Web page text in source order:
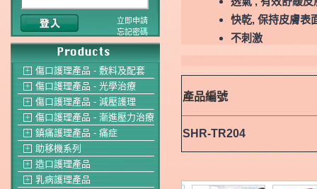
立即申請
忘記密碼
＋ 傷口護理產品 - 敷料及配套
＋ 傷口護理產品 - 光學治療
＋ 傷口護理產品 - 減壓護理
＋ 傷口護理產品 - 漸進壓力治療
＋ 鎮痛護理產品 - 痛症
＋ 助移機系列
＋ 造口護理產品
＋ 乳病護理產品
快乾, 保持皮膚表
不刺激
產品編號
SHR-TR204